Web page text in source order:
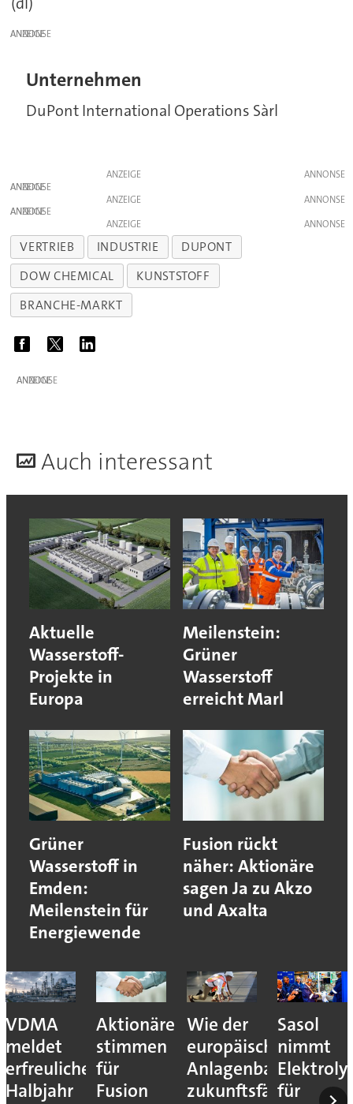
ANZEIGE
Unternehmen
DuPont International Operations Sàrl
ANZEIGE
ANZEIGE
ANZEIGE
ANZEIGE
ANZEIGE
VERTRIEB INDUSTRIE
DUPONT
DOW CHEMICAL
KUNSTSTOFF
BRANCHE-MARKT
ANZEIGE
Auch interessant
Aktuelle
Wasserstoff-
Projekte in
Europa
Meilenstein:
Grüner
Wasserstoff
erreicht Marl
Grüner
Wasserstoff in
Emden:
Meilenstein für
Energiewende
Fusion rückt
näher: Aktionäre
sagen Ja zu Akzo
und Axalta
VDMA
meldet
erfreuliches
Halbjahr
Aktionäre
stimmen
für
Fusion
Wie der
europäische
Anlagenbau
zukunftsfähig
Sasol
nimmt
für